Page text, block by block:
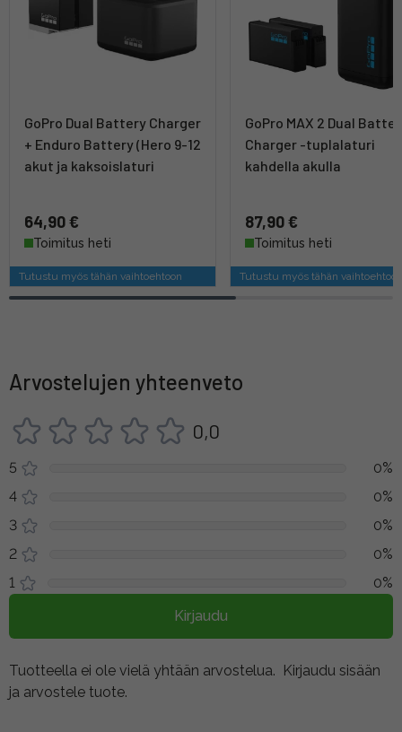
GoPro Dual Battery Charger
+ Enduro Battery (Hero 9-12
akut ja kaksoislaturi
64,90 €
Toimitus heti
Tutustu myös tähän vaihtoehtoon
GoPro MAX 2 Dual
Charger -tuplalaturi
kahdella akulla
87,90 €
Toimitus heti
Tutustu myös tähän
Arvostelujen yhteenveto
0,0
5
0%
4
0%
3
0%
2
0%
1
0%
Kirjaudu
Tuotteella ei ole vielä yhtään arvostelua. Kirjaudu sisään
ja arvostele tuote.